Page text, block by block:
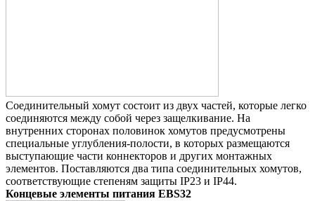
Соединительный хомут состоит из двух частей, которые легко
соединяются между собой через защелкивание. На
внутренних сторонах половинок хомутов предусмотрены
специальные углубления-полости, в которых размещаются
выступающие части коннекторов и других монтажных
элементов. Поставляются два типа соединительных хомутов,
соответствующие степеням защиты IP23 и IP44.
Концевые элементы питания EBS32